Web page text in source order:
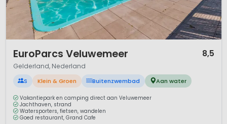
EuroParcs Veluwemeer 8,5
Gelderland, Nederland
S Klein & Groen Buitenzwembad Aan water
Vakantiepark en camping direct aan Veluwemeer
Jachthaven, strand
Watersporters, fietsen, wandelen
Goed restaurant, Grand Cafe